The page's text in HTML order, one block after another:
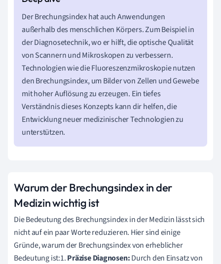
Der Brechungsindex hat auch Anwendungen
außerhalb des menschlichen Körpers. Zum Beispiel in
der Diagnosetechnik, wo er hilft, die optische Qualität
von Scannern und Mikroskopen zu verbessern.
Technologien wie die Fluoreszenzmikroskopie nutzen
den Brechungsindex, um Bilder von Zellen und Gewebe
mit hoher Auflösung zu erzeugen. Ein tiefes
Verständnis dieses Konzepts kann dir helfen, die
Entwicklung neuer medizinischer Technologien zu
unterstützen.
Warum der Brechungsindex in der
Medizin wichtig ist
Die Bedeutung des Brechungsindex in der Medizin lässt sich
nicht auf ein paar Worte reduzieren. Hier sind einige
Gründe, warum der Brechungsindex von erheblicher
Bedeutung ist:1.Präzise Diagnosen:Durch den Einsatz von